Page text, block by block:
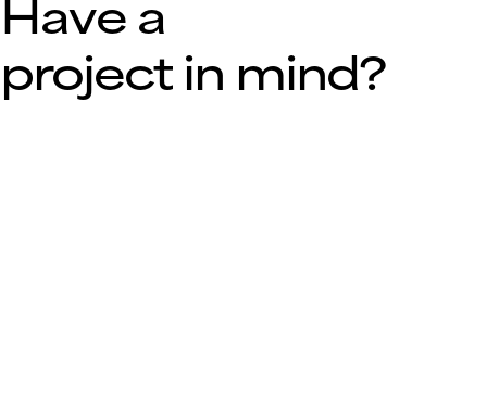
Have a
project in mind?